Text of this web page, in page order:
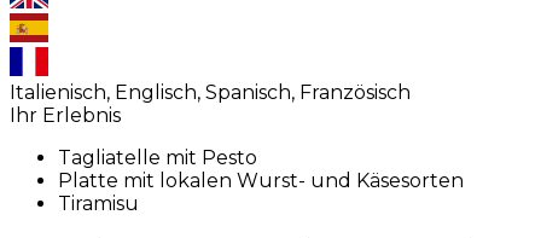
Italienisch, Englisch, Spanisch, Französisch
Ihr Erlebnis
Tagliatelle mit Pesto
Platte mit lokalen Wurst- und Käsesorten
Tiramisu